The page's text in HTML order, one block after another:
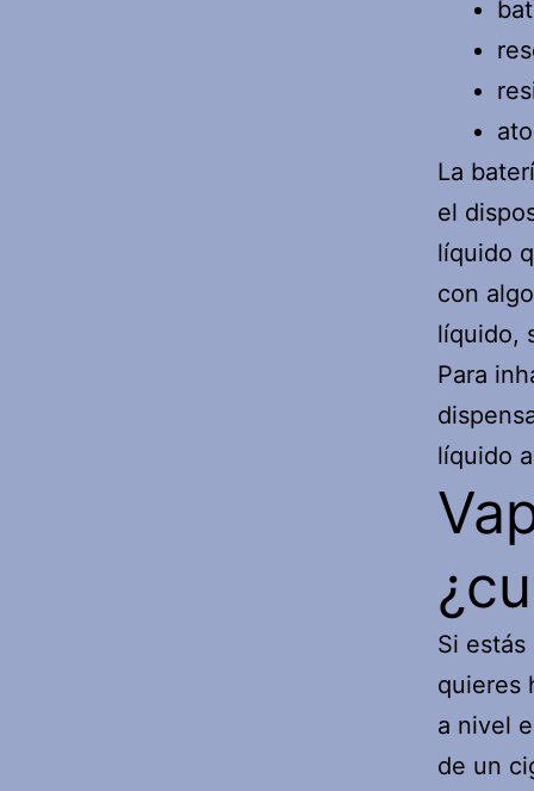
La
el
líquido
con
líquido,
Para
líquido
Si
quieres
a nivel
de un